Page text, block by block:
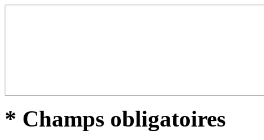
* Champs obligatoires